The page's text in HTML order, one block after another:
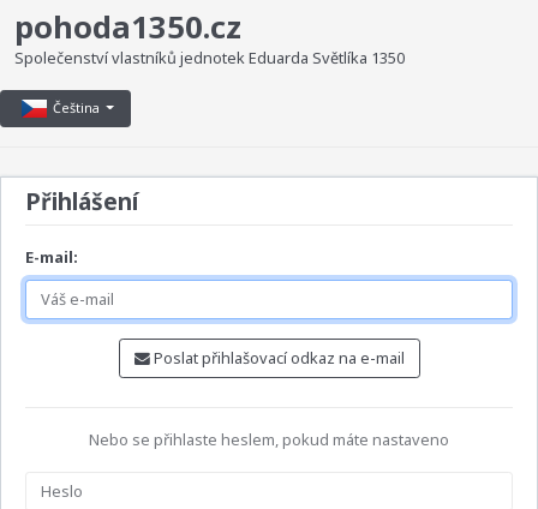
pohoda1350.cz
Společenství vlastníků jednotek Eduarda Světlíka 1350
Čeština
Přihlášení
E-mail:
Poslat přihlašovací odkaz na e-mail
Nebo se přihlaste heslem, pokud máte nastaveno